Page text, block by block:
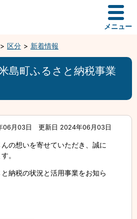
メニュー
区分 新着情報
島町ふるさと納税事業
06月03日 更新日 2024年06月03日
の想いを寄せていただき、誠に
。
納税の状況と活用事業をお知ら